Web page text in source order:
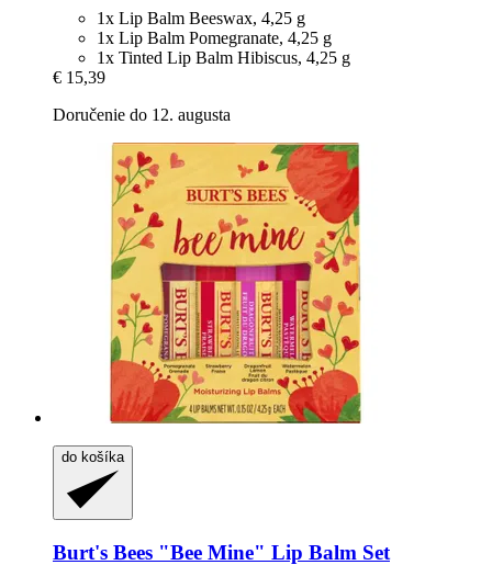
1x Lip Balm Beeswax, 4,25 g
1x Lip Balm Pomegranate, 4,25 g
1x Tinted Lip Balm Hibiscus, 4,25 g
€ 15,39
Doručenie do 12. augusta
do košíka
Burt's Bees "Bee Mine" Lip Balm Set